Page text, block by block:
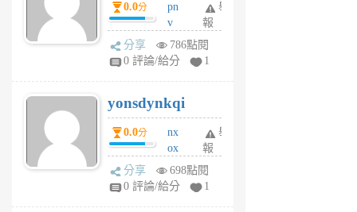
月
前
0.0分
pn
v
wt
sv
6
個
月
前
舉
報
分享
786點閱
0 評論/給分
1
yonsdynkqi
0.0分
nx
ox
rh
pe
舉
報
分享
698點閱
0 評論/給分
1